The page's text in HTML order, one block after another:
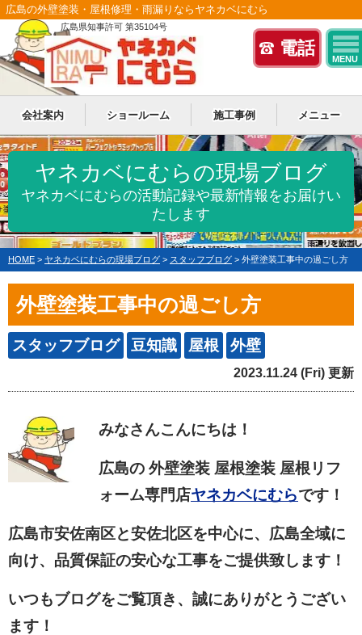
電話
MENU
広島の外壁塗装・屋根修理・雨漏りならヤネカベにむら
広島県知事許可 第35104号
会社案内 ショールーム 施工事例 メニュー
ヤネカベにむらの現場ブログ
ヤネカベにむらの活動記録や最新情報をお届けい
たします
HOME > ヤネカベにむらの現場ブログ > スタッフブログ > 外壁塗装工事中の過ごし方
外壁塗装工事中の過ごし方
スタッフブログ 豆知識 屋根 外壁
2023.11.24 (Fri) 更新
みなさんこんにちは！
広島の 外壁塗装 屋根塗装 屋根リフ
ォーム専門店ヤネカベにむらです！
広島市安佐南区と安佐北区を中心に、広島全域に
向け、品質保証の安心な工事をご提供致します！
いつもブログをご覧頂き、誠にありがとうござい
ます！